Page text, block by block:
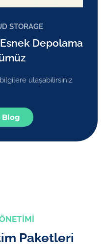
STORAGE
Depolama
bilgilere ulaşabilirsiniz.
Blog
Paketleri